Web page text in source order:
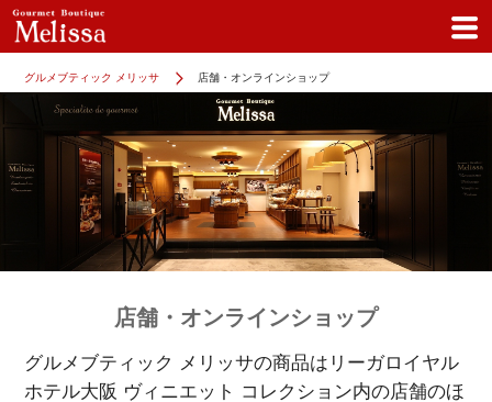
グルメブティック メリッサ 店舗・オンラインショップ
店舗・オンラインショップ
グルメブティック メリッサの商品はリーガロイヤル
ホテル大阪 ヴィニエット コレクション内の店舗のほ